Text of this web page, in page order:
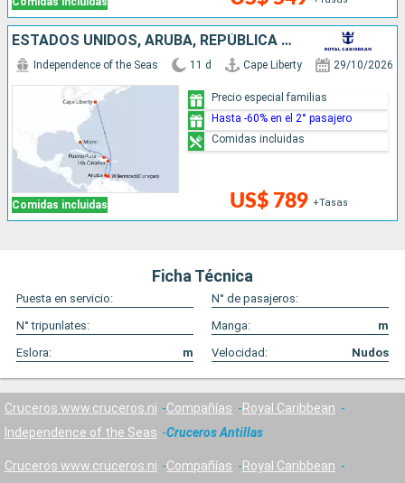
ESTADOS UNIDOS, ARUBA, REPÚBLICA DOMINICANA
Comidas incluidas
Independence of the Seas 11 d Cape Liberty 29/10/2026
US$ 789 +Tasas
Precio especial familias
Hasta -60% en el 2° pasajero
Comidas incluidas
Ficha Técnica
Puesta en servicio:
N° de pasajeros:
N° tripunlates:
Manga:
m
Eslora:
m Velocidad: Nudos
Cruceros www.cruceros.ni Compañías
Royal Caribbean
Independence of the Seas
Cruceros Antillas
Cruceros www.cruceros.ni Compañías
Royal Caribbean